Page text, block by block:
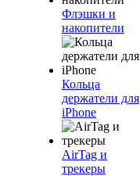
Флэшки и
накопители
Кольца
держатели для
iPhone
AirTag и
трекеры